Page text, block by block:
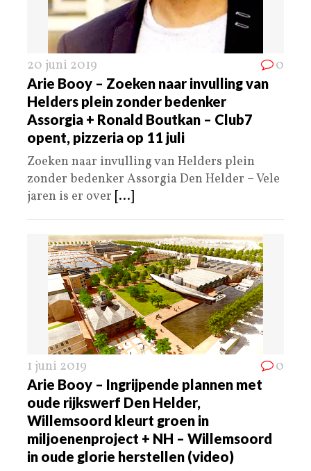
20 juni 2019 0
Arie Booy – Zoeken naar invulling van
Helders plein zonder bedenker
Assorgia + Ronald Boutkan – Club7
opent, pizzeria op 11 juli
Zoeken naar invulling van Helders plein
zonder bedenker Assorgia Den Helder – Vele
jaren is er over [...]
1 juni 2019 0
Arie Booy – Ingrijpende plannen met
oude rijkswerf Den Helder,
Willemsoord kleurt groen in
miljoenenproject + NH – Willemsoord
in oude glorie herstellen (video)